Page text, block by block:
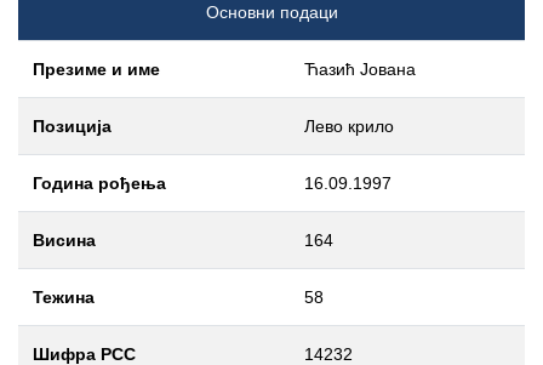
Основни подаци
Презиме и име Ћазић Јована
Позиција Лево крило
Година рођења 16.09.1997
Висина 164
Тежина 58
Шифра РСС 14232